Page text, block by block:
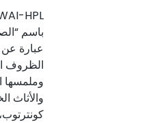
عبارة
الظروف
وملمسها
والأثاث